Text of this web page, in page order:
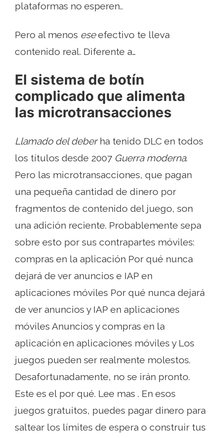
plataformas no esperen..
Pero al menos eseefectivo te lleva
contenido real. Diferente a…
El sistema de botín
complicado que alimenta
las microtransacciones
Llamado del deberha tenido DLC en todos
los títulos desde 2007 Guerra moderna.
Pero las microtransacciones, que pagan
una pequeña cantidad de dinero por
fragmentos de contenido del juego, son
una adición reciente. Probablemente sepa
sobre esto por sus contrapartes móviles:
compras en la aplicación Por qué nunca
dejará de ver anuncios e IAP en
aplicaciones móviles Por qué nunca dejará
de ver anuncios y IAP en aplicaciones
móviles Anuncios y compras en la
aplicación en aplicaciones móviles y Los
juegos pueden ser realmente molestos.
Desafortunadamente, no se irán pronto.
Este es el por qué. Lee mas . En esos
juegos gratuitos, puedes pagar dinero para
saltear los límites de espera o construir tus